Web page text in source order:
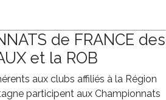
de FRANCE des
et la ROB
aux clubs affiliés à la Région
participent aux Championnats